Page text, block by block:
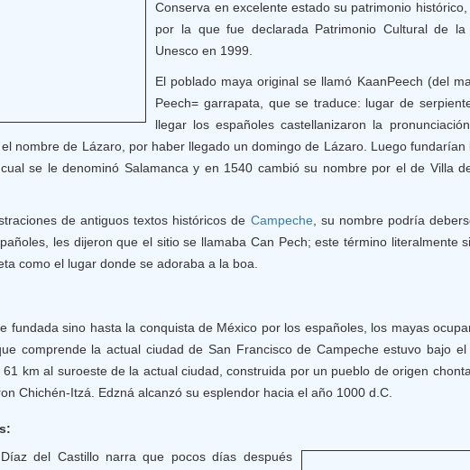
Conserva en excelente estado su patrimonio
por la que fue declarada Patrimonio Cultural de
Unesco en 1999.
El poblado maya original se llamó KaanPeech (del
Peech= garrapata, que se traduce: lugar de
llegar los españoles castellanizaron la
nombre de Lázaro, por haber llegado un domingo de Lázaro. Luego fundarían
se le denominó Salamanca y en 1540 cambió su nombre por el de Villa
de antiguos textos históricos de Campeche, su nombre podría
les dijeron que el sitio se llamaba Can Pech; este término literalmente
como el lugar donde se adoraba a la boa.
fundada sino hasta la conquista de México por los españoles, los mayas
comprende la actual ciudad de San Francisco de Campeche estuvo bajo el
km al suroeste de la actual ciudad, construida por un pueblo de origen
Chichén-Itzá. Edzná alcanzó su esplendor hacia el año 1000 d.C.
del Castillo narra que pocos días después